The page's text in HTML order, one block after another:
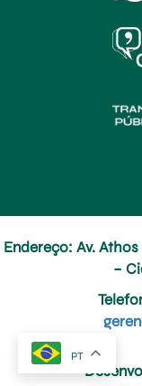
PT
Endereço: Av.
–